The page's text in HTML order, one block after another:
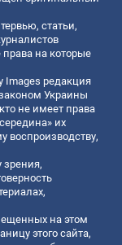
статьи,
на которые
Images редакция
Украины
не имеет права
их
воспроизводству,
зрения,
на этом
этого сайта,